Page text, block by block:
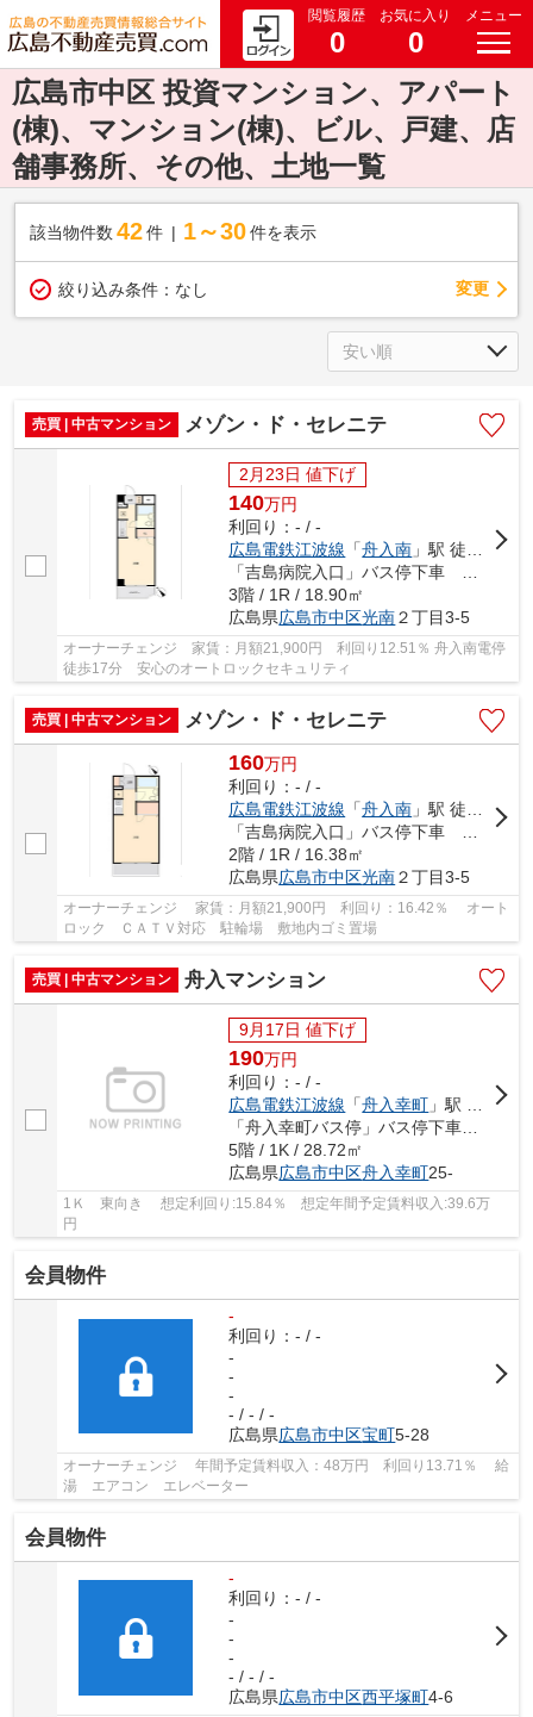
閲覧履歴
0
お気に入り
0
メニュー
広島市中区 投資マンション、アパート
(棟)、マンション(棟)、ビル、戸建、店
舗事務所、その他、土地一覧
該当物件数 42件 1～30 件を表示
絞り込み条件： なし 変更
売買 | 中古マンション メゾン・ド・セレニテ
2月23日 値下げ
140万円
利回り：- / -
広島電鉄江波線 「舟入南 」駅 徒歩17分
3階 / 1R / 18.90㎡
広島県広島市中区光南２丁目3-5
オーナーチェンジ 家賃：月額21,900円 利回り12.51％ 舟入南電停
徒歩17分 安心のオートロックセキュリティ
売買 | 中古マンション メゾン・ド・セレニテ
160万円
利回り：- / -
広島電鉄江波線 「舟入南 」駅 徒歩17分
2階 / 1R / 16.38㎡
広島県広島市中区光南２丁目3-5
オーナーチェンジ 家賃：月額21,900円 利回り：16.42％ オート
ロック ＣＡＴＶ対応 駐輪場 敷地内ゴミ置場
売買 | 中古マンション 舟入マンション
9月17日 値下げ
190万円
利回り：- / -
広島電鉄江波線 「舟入幸町 」駅 徒歩5分
5階 / 1K / 28.72㎡
広島県広島市中区舟入幸町25-
1Ｋ 東向き 想定利回り:15.84％ 想定年間予定賃料収入:39.6万
円
会員物件
-
利回り：- / -
-
-
-
- / - / -
広島県広島市中区宝町5-28
オーナーチェンジ 年間予定賃料収入：48万円 利回り13.71％ 給
湯 エアコン エレベーター
会員物件
-
利回り：- / -
-
-
-
- / - / -
広島県広島市中区西平塚町4-6